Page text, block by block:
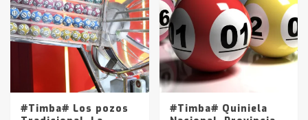
#Timba# Los pozos
#Timba# Quiniela